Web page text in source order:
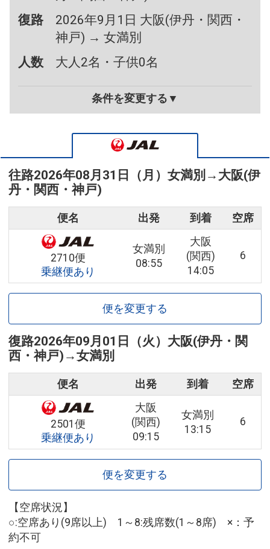
復路
2026年9月1日 大阪(伊丹・関西・
神戸) → 女満別
人数
大人2名・子供0名
条件を変更する▼
往路2026年08月31日（月） 女満別 → 大阪(伊
丹・関西・神戸)
便名 出発 到着 空席
2710便
乗継便あり
女満別
08:55
大阪
(関西)
14:05
6
便を変更する
復路2026年09月01日（火） 大阪(伊丹・関
西・神戸) →女満別
便名 出発 到着 空席
2501便
乗継便あり
大阪
(関西)
09:15
女満別
13:15
6
便を変更する
【空席状況】
○:空席あり(9席以上) 1～8:残席数(1～8席) ×：予
約不可